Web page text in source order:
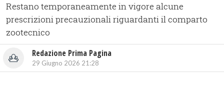
Restano temporaneamente in vigore alcune
prescrizioni precauzionali riguardanti il comparto
zootecnico
Redazione Prima Pagina
29 Giugno 2026 21:28